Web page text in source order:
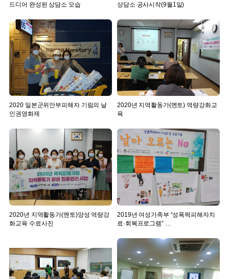
드디어 완성된 상담소 모습 상담소 공사시작(9월1일)
2020 일본군위안부피해자 기림의 날
인권영화제
2020년 지역활동가(멘토) 역량강화교
육
2020년 지역활동가(멘토)양성 역량강
화교육 수료사진
2019년 여성가족부 “성폭력피해자치
료·회복프로그램” …